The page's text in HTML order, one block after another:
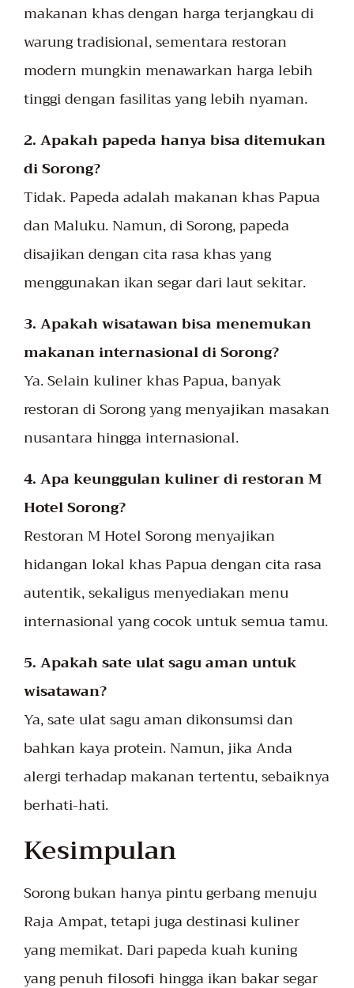
makanan khas dengan harga terjangkau di
warung tradisional, sementara restoran
modern mungkin menawarkan harga lebih
tinggi dengan fasilitas yang lebih nyaman.
2. Apakah papeda hanya bisa ditemukan
di Sorong?
Tidak. Papeda adalah makanan khas Papua
dan Maluku. Namun, di Sorong, papeda
disajikan dengan cita rasa khas yang
menggunakan ikan segar dari laut sekitar.
3. Apakah wisatawan bisa menemukan
makanan internasional di Sorong?
Ya. Selain kuliner khas Papua, banyak
restoran di Sorong yang menyajikan masakan
nusantara hingga internasional.
4. Apa keunggulan kuliner di restoran M
Hotel Sorong?
Restoran M Hotel Sorong menyajikan
hidangan lokal khas Papua dengan cita rasa
autentik, sekaligus menyediakan menu
internasional yang cocok untuk semua tamu.
5. Apakah sate ulat sagu aman untuk
wisatawan?
Ya, sate ulat sagu aman dikonsumsi dan
bahkan kaya protein. Namun, jika Anda
alergi terhadap makanan tertentu, sebaiknya
berhati-hati.
Kesimpulan
Sorong bukan hanya pintu gerbang menuju
Raja Ampat, tetapi juga destinasi kuliner
yang memikat. Dari papeda kuah kuning
yang penuh filosofi hingga ikan bakar segar